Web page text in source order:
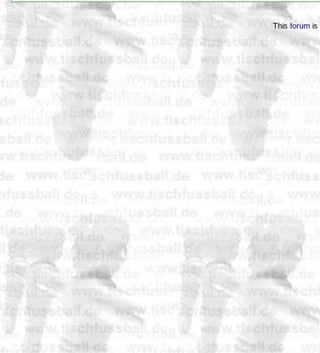
This forumis